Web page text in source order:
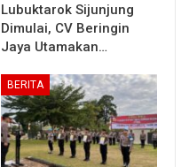
Lubuktarok Sijunjung
Dimulai, CV Beringin
Jaya Utamakan…
BERITA